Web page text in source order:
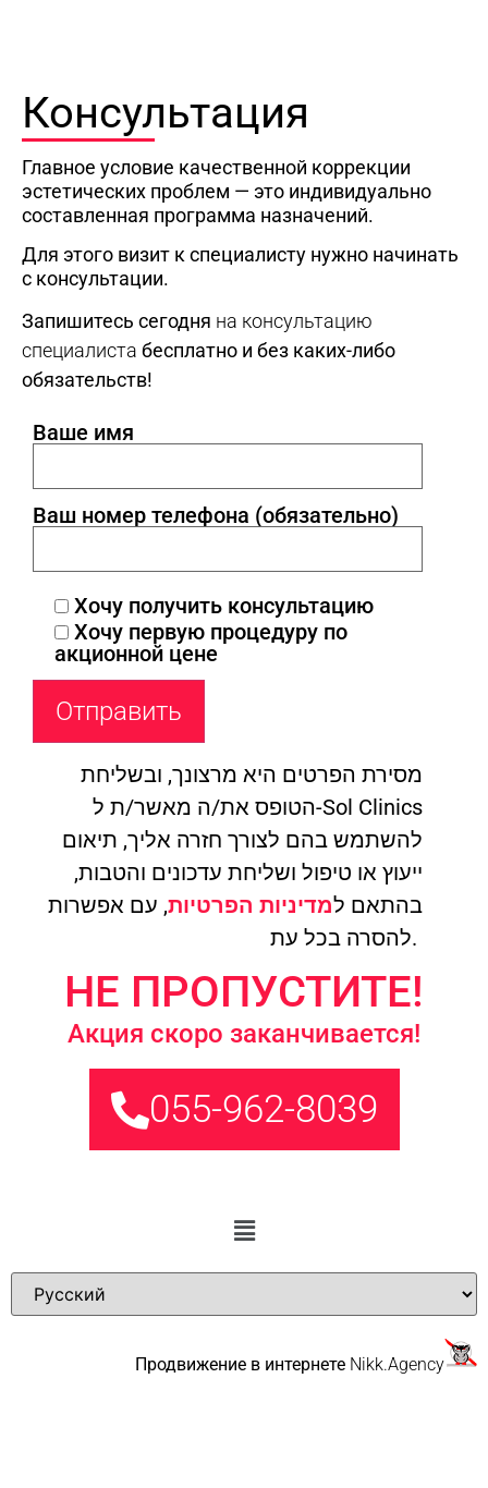
Консультация
Главное условие качественной коррекции
эстетических проблем — это индивидуально
составленная программа назначений.
Для этого визит к специалисту нужно начинать
с консультации.
Запишитесь сегодня на консультацию
специалиста бесплатно и без каких-либо
обязательств!
Ваше имя
Ваш номер телефона (обязательно)
Хочу получить консультацию
Хочу первую процедуру по
акционной цене
מסירת הפרטים היא מרצונך, ובשליחת
הטופס את/ה מאשר/ת ל-Sol Clinics
להשתמש בהם לצורך חזרה אליך, תיאום
ייעוץ או טיפול ושליחת עדכונים והטבות,
בהתאם למדיניות הפרטיות, עם אפשרות
להסרה בכל עת.
НЕ ПРОПУСТИТЕ!
Акция скоро заканчивается!
055-962-8039
Продвижение в интернете Nikk.Agency